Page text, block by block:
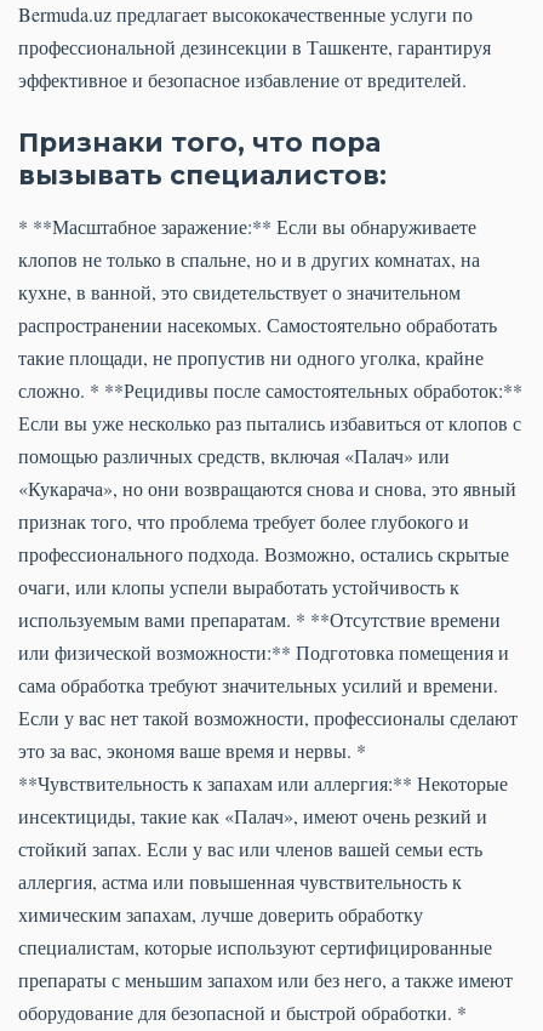
Bermuda.uz предлагает высококачественные услуги по
профессиональной дезинсекции в Ташкенте, гарантируя
эффективное и безопасное избавление от вредителей.
Признаки того, что пора
вызывать специалистов:
* **Масштабное заражение:** Если вы обнаруживаете
клопов не только в спальне, но и в других комнатах, на
кухне, в ванной, это свидетельствует о значительном
распространении насекомых. Самостоятельно обработать
такие площади, не пропустив ни одного уголка, крайне
сложно. * **Рецидивы после самостоятельных обработок:**
Если вы уже несколько раз пытались избавиться от клопов с
помощью различных средств, включая «Палач» или
«Кукарача», но они возвращаются снова и снова, это явный
признак того, что проблема требует более глубокого и
профессионального подхода. Возможно, остались скрытые
очаги, или клопы успели выработать устойчивость к
используемым вами препаратам. * **Отсутствие времени
или физической возможности:** Подготовка помещения и
сама обработка требуют значительных усилий и времени.
Если у вас нет такой возможности, профессионалы сделают
это за вас, экономя ваше время и нервы. *
**Чувствительность к запахам или аллергия:** Некоторые
инсектициды, такие как «Палач», имеют очень резкий и
стойкий запах. Если у вас или членов вашей семьи есть
аллергия, астма или повышенная чувствительность к
химическим запахам, лучше доверить обработку
специалистам, которые используют сертифицированные
препараты с меньшим запахом или без него, а также имеют
оборудование для безопасной и быстрой обработки. *